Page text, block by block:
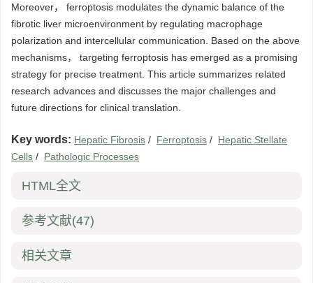
Moreover， ferroptosis modulates the dynamic balance of the
fibrotic liver microenvironment by regulating macrophage
polarization and intercellular communication. Based on the above
mechanisms， targeting ferroptosis has emerged as a promising
strategy for precise treatment. This article summarizes related
research advances and discusses the major challenges and
future directions for clinical translation.
Key words: Hepatic Fibrosis / Ferroptosis / Hepatic Stellate
Cells / Pathologic Processes
HTML全文
参考文献(47)
相关文章